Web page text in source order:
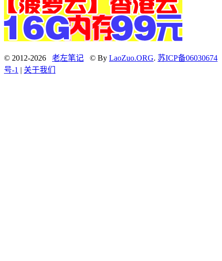
© 2012-2026 老左笔记 © By LaoZuo.ORG. 苏ICP备06030674
号-1 | 关于我们